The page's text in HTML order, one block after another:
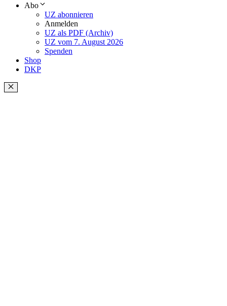
Abo
UZ abonnieren
Anmelden
UZ als PDF (Archiv)
UZ vom 7. August 2026
Spenden
Shop
DKP
Schließen